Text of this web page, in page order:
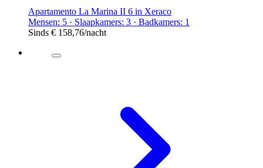
Apartamento La Marina II 6 in Xeraco
Mensen: 5 · Slaapkamers: 3 · Badkamers: 1
Sinds € 158,76/nacht